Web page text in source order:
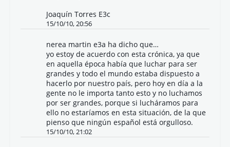
Joaquín Torres E3c
15/10/10, 20:56
nerea martin e3a ha dicho que…
yo estoy de acuerdo con esta crónica, ya que
en aquella época había que luchar para ser
grandes y todo el mundo estaba dispuesto a
hacerlo por nuestro país, pero hoy en día a la
gente no le importa tanto esto y no luchamos
por ser grandes, porque si lucháramos para
ello no estaríamos en esta situación, de la que
pienso que ningún español está orgulloso.
15/10/10, 21:02